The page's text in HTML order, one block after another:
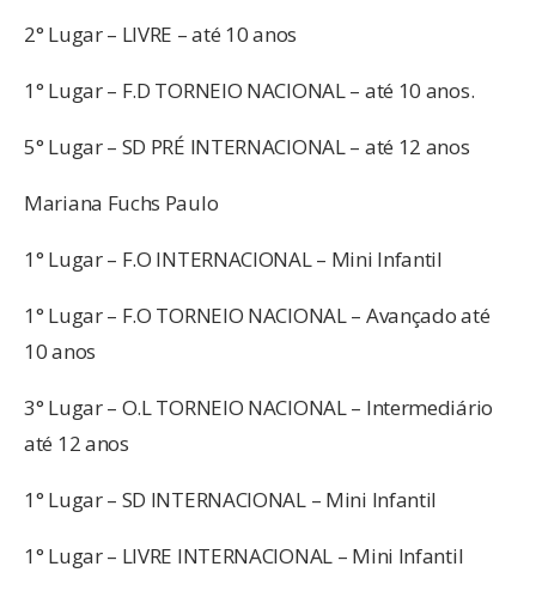
2° Lugar – LIVRE – até 10 anos
1° Lugar – F.D TORNEIO NACIONAL – até 10 anos.
5° Lugar – SD PRÉ INTERNACIONAL – até 12 anos
Mariana Fuchs Paulo
1° Lugar – F.O INTERNACIONAL – Mini Infantil
1° Lugar – F.O TORNEIO NACIONAL – Avançado até
10 anos
3° Lugar – O.L TORNEIO NACIONAL – Intermediário
até 12 anos
1° Lugar – SD INTERNACIONAL – Mini Infantil
1° Lugar – LIVRE INTERNACIONAL – Mini Infantil